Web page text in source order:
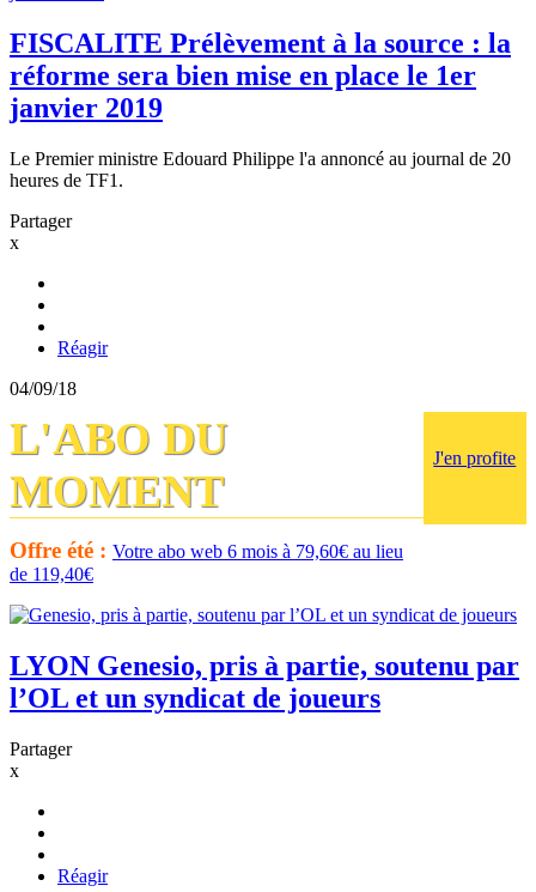
FISCALITE Prélèvement à la source : la
réforme sera bien mise en place le 1er
janvier 2019
Le Premier ministre Edouard Philippe l'a annoncé au journal de 20
heures de TF1.
Partager
x
Réagir
04/09/18
L'ABO DU
MOMENT
Offre été : Votre abo web 6 mois à 79,60€ au lieu
de 119,40€
J'en profite
LYON Genesio, pris à partie, soutenu par
l’OL et un syndicat de joueurs
Partager
x
Réagir